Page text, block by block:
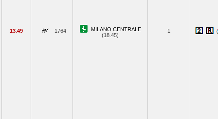
13.49 1764
MILANO CENTRALE
(18.45)
1